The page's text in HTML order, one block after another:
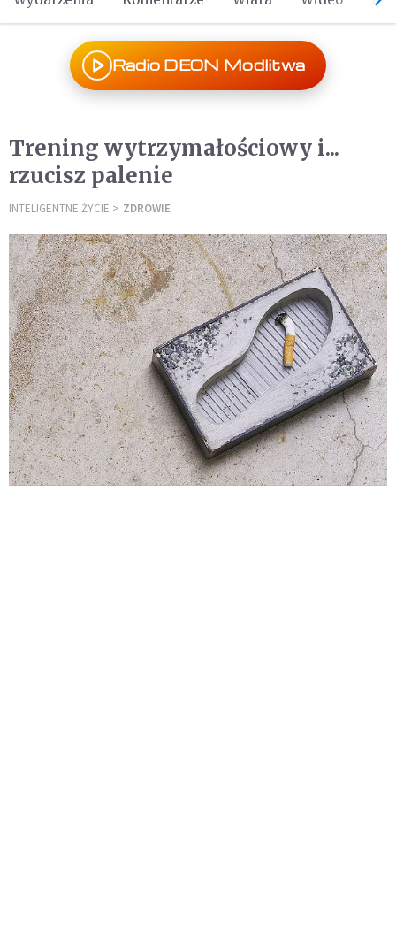
Radio DEON Modlitwa
Trening wytrzymałościowy i...
rzucisz palenie
INTELIGENTNE ŻYCIE ZDROWIE